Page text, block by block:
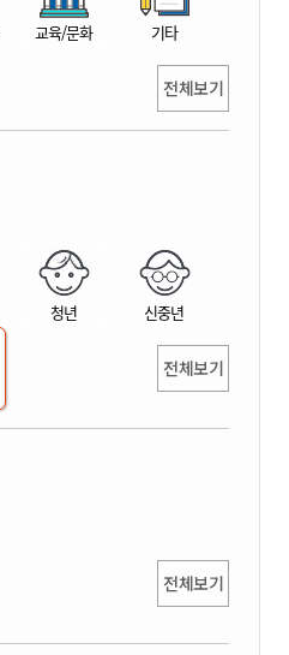
교육/문화 기타
전체보기
청년 신중년
전체보기
전체보기